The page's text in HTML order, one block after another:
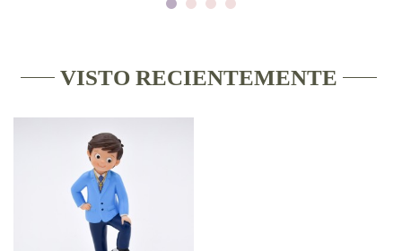
VISTO RECIENTEMENTE